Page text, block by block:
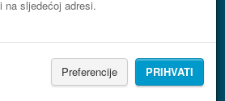
na sljedećoj adresi.
Preferencije PRIHVATI
s Booking.com